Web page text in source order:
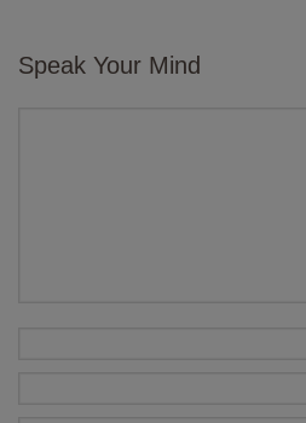
Speak Your Mind